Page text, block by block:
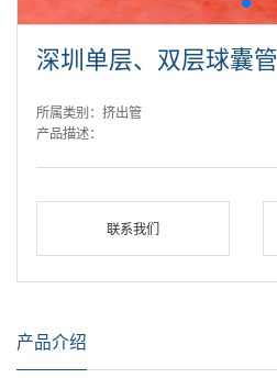
深圳单层、双层球囊管
所属类别：挤出管
产品描述：
联系我们
产品介绍